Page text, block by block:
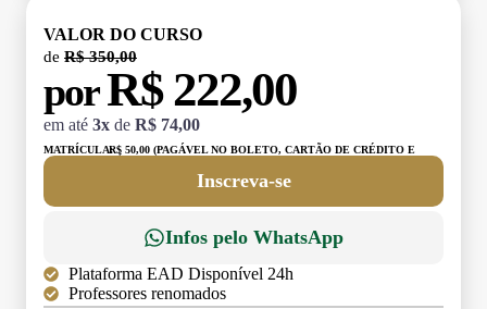
VALOR DO CURSO
de R$ 350,00
porR$ 222,00
em até 3x de R$ 74,00
MATRÍCULA:R$ 50,00 (PAGÁVEL NO BOLETO, CARTÃO DE CRÉDITO E
Inscreva-se
Infos pelo WhatsApp
Plataforma EAD Disponível 24h
Professores renomados